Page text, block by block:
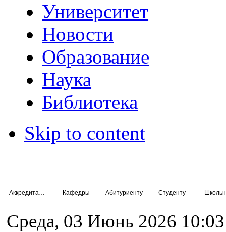
Университет
Новости
Образование
Наука
Библиотека
Skip to content
Кафедры Абитуриенту Студенту
Среда, 03 Июнь 2026 10:03